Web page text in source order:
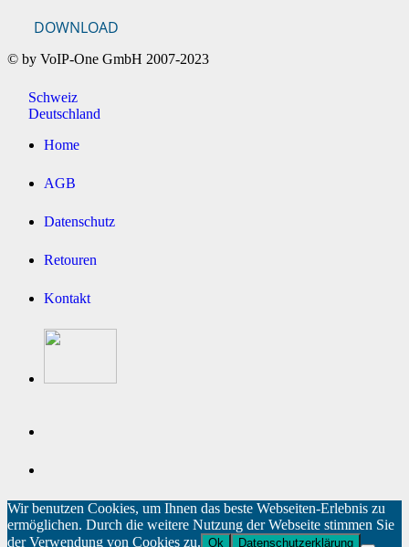
DOWNLOAD
© by VoIP-One GmbH 2007-2023
Schweiz
Deutschland
Home
AGB
Datenschutz
Retouren
Kontakt
Wir benutzen Cookies, um Ihnen das beste Webseiten-Erlebnis zu
ermöglichen. Durch die weitere Nutzung der Webseite stimmen Sie
der Verwendung von Cookies zu. Ok Datenschutzerklärung